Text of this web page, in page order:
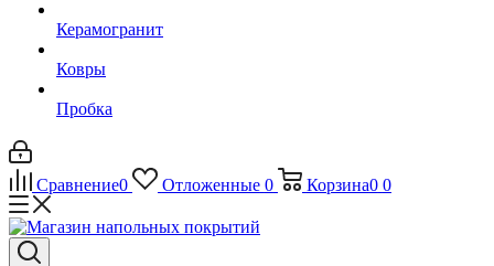
Керамогранит
Ковры
Пробка
Сравнение0 Отложенные 0 Корзина0 0